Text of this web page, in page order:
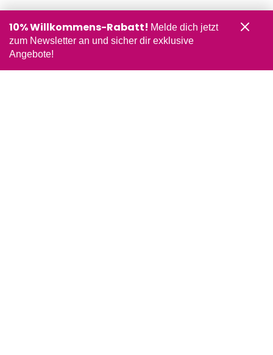
10% Willkommens-Rabatt! Melde dich jetzt
zum Newsletter an und sicher dir exklusive
Angebote!